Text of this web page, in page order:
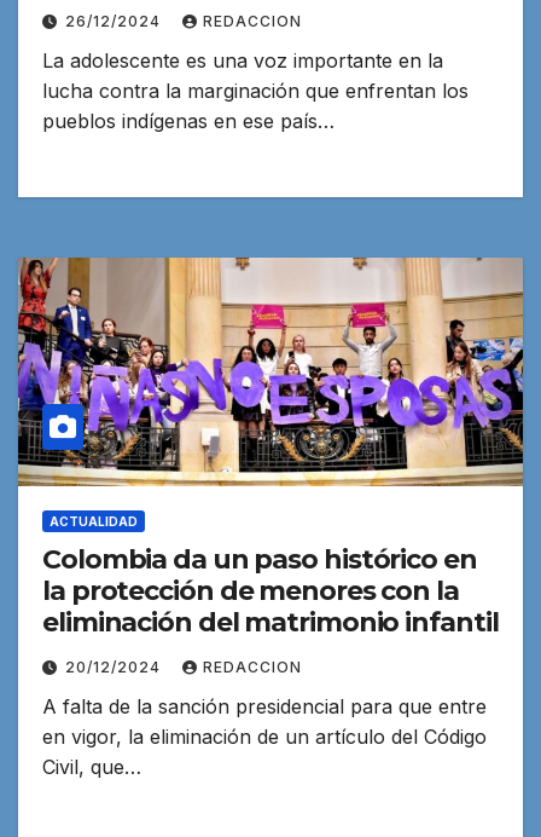
26/12/2024 REDACCION
La adolescente es una voz importante en la
lucha contra la marginación que enfrentan los
pueblos indígenas en ese país…
ACTUALIDAD
Colombia da un paso histórico en
la protección de menores con la
eliminación del matrimonio infantil
20/12/2024 REDACCION
A falta de la sanción presidencial para que entre
en vigor, la eliminación de un artículo del Código
Civil, que…